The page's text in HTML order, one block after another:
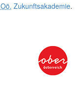
Oö. Zukunftsakademie.